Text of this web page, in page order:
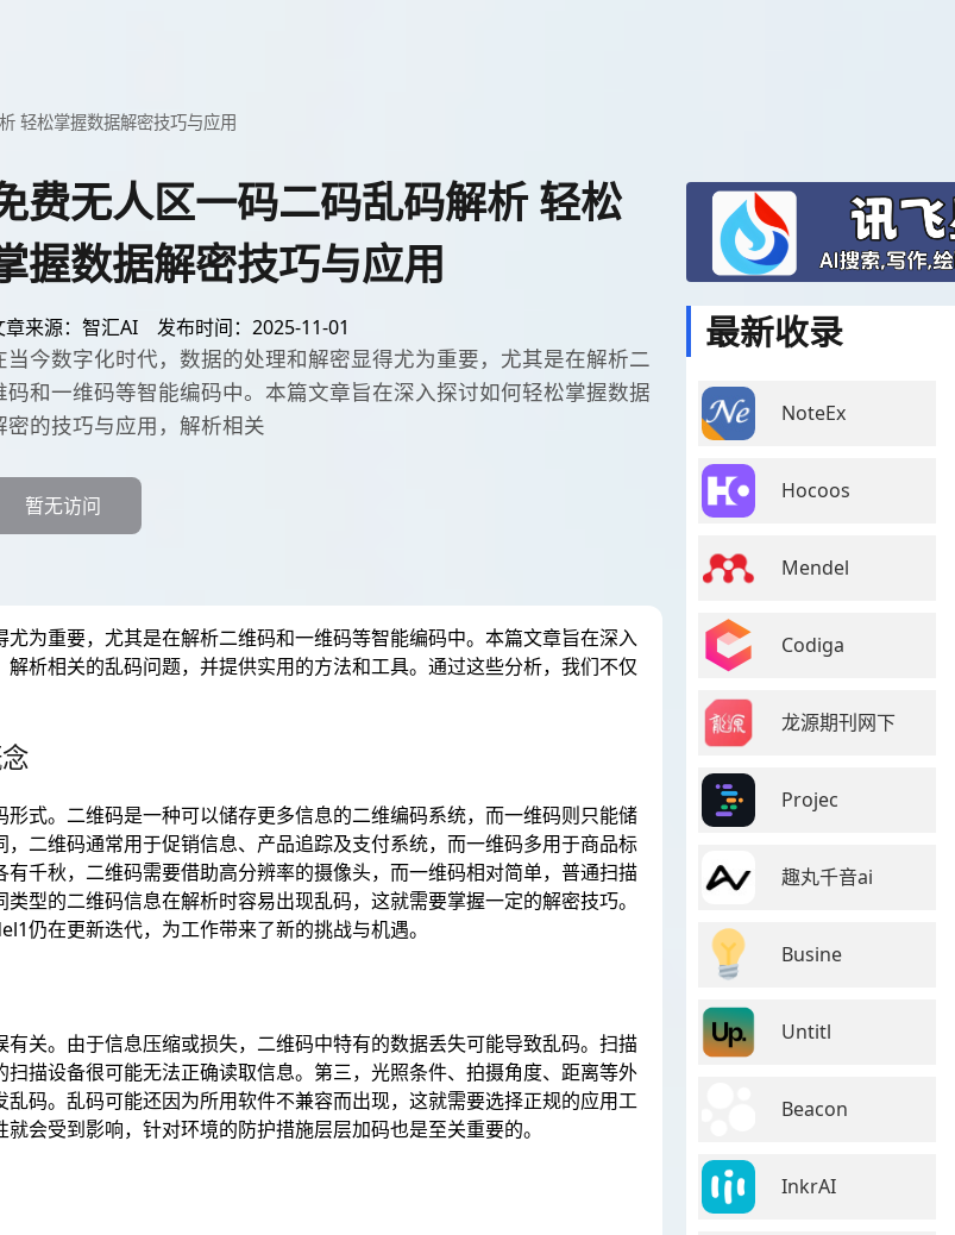
轻松掌握数据解密技巧与应用
费无人区一码二码乱码解析 轻松
握数据解密技巧与应用
章来源：智汇AI 发布时间：2025-11-01
当今数字化时代，数据的处理和解密显得尤为重要，尤其是在解析二
码和一维码等智能编码中。本篇文章旨在深入探讨如何轻松掌握数据
密的技巧与应用，解析相关
暂无访问
为重要，尤其是在解析二维码和一维码等智能编码中。本篇文章旨在深入
析相关的乱码问题，并提供实用的方法和工具。通过这些分析，我们不仅
式。二维码是一种可以储存更多信息的二维编码系统，而一维码则只能储
二维码通常用于促销信息、产品追踪及支付系统，而一维码多用于商品标
千秋，二维码需要借助高分辨率的摄像头，而一维码相对简单，普通扫描
型的二维码信息在解析时容易出现乱码，这就需要掌握一定的解密技巧。
仍在更新迭代，为工作带来了新的挑战与机遇。
关。由于信息压缩或损失，二维码中特有的数据丢失可能导致乱码。扫描
描设备很可能无法正确读取信息。第三，光照条件、拍摄角度、距离等外
码。乱码可能还因为所用软件不兼容而出现，这就需要选择正规的应用工
会受到影响，针对环境的防护措施层层加码也是至关重要的。
最新收录
NoteEx
Hocoos
Mendel
Codiga
龙源期刊网下
Projec
趣丸千音ai
Busine
Untitl
Beacon
InkrAI